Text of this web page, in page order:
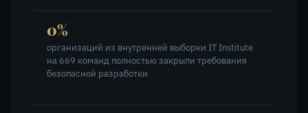
0%
организаций из внутренней выборки IT Institute
на 669 команд полностью закрыли требования
безопасной разработки